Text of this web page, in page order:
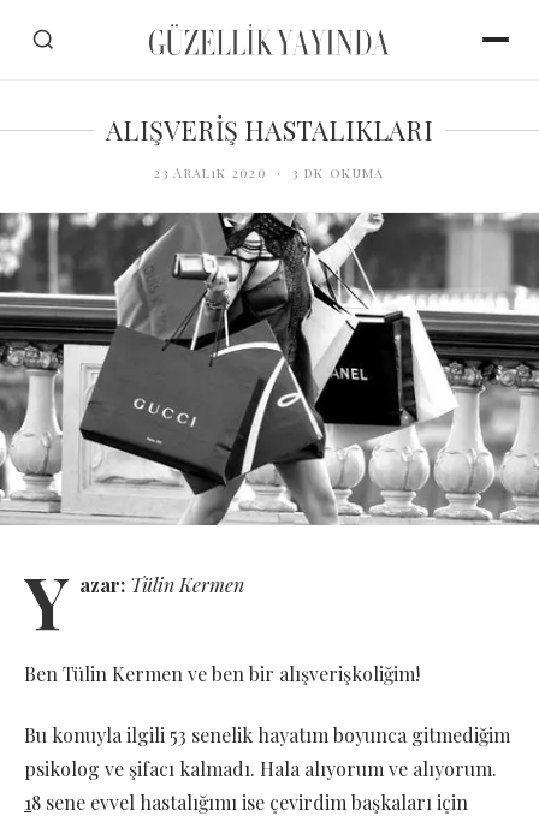
ALIŞVERİŞ HASTALIKLARI
23 Aralık 2020 ·3 dk okuma
Y azar: Tülin Kermen
Ben Tülin Kermen ve ben bir alışverişkoliğim!
Bu konuyla ilgili 53 senelik hayatım boyunca gitmediğim
psikolog ve şifacı kalmadı. Hala alıyorum ve alıyorum.
18 sene evvel hastalığımı ise çevirdim başkaları için